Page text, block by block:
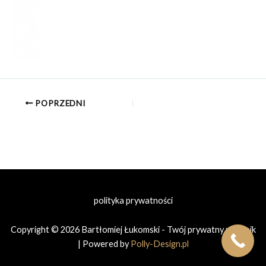
POPRZEDNI
polityka prywatności
Copyright © 2026 Bartłomiej Łukomski - Twój prywatny prawnik
| Powered by Polly-Design.pl